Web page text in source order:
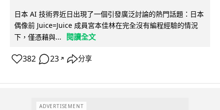
日本 AI 技術界近日出現了一個引發廣泛討論的熱門話題：日本
偶像前 Juice=Juice 成員宮本佳林在完全沒有編程經驗的情況
下，僅憑藉與...
閱讀全文
382 23 ↗ 分享
ADVERTISEMENT